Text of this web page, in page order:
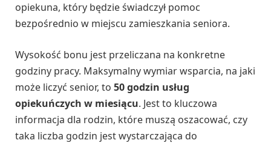
opiekuna, który będzie świadczył pomoc
bezpośrednio w miejscu zamieszkania seniora.
Wysokość bonu jest przeliczana na konkretne
godziny pracy. Maksymalny wymiar wsparcia, na jaki
może liczyć senior, to 50 godzin usług
opiekuńczych w miesiącu. Jest to kluczowa
informacja dla rodzin, które muszą oszacować, czy
taka liczba godzin jest wystarczająca do